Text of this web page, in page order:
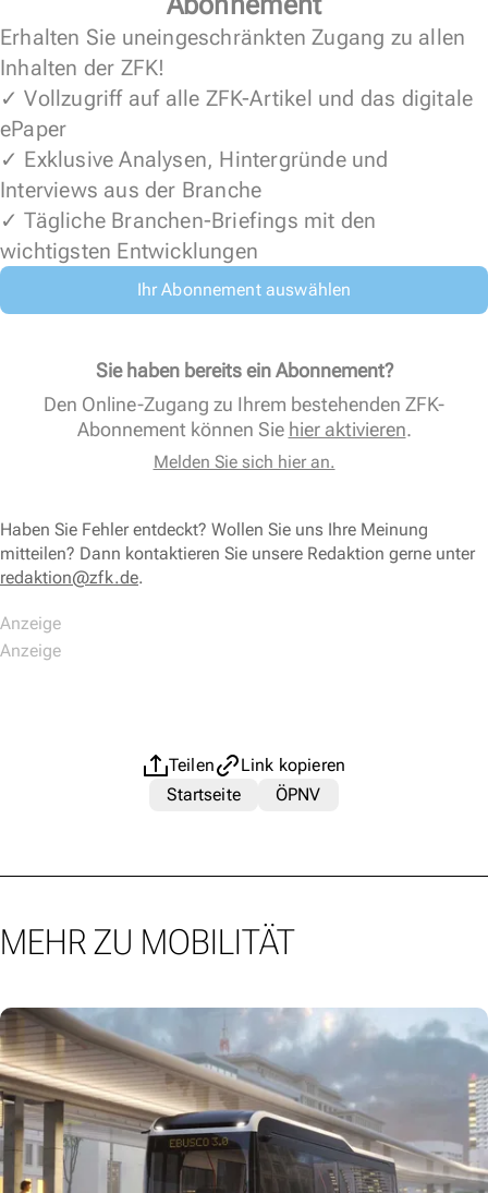
Erhalten Sie uneingeschränkten Zugang zu allen
Inhalten der ZFK!
✓ Vollzugriff auf alle ZFK-Artikel und das digitale
ePaper
✓ Exklusive Analysen, Hintergründe und
Interviews aus der Branche
✓ Tägliche Branchen-Briefings mit den
wichtigsten Entwicklungen
Ihr Abonnement auswählen
Sie haben bereits ein Abonnement?
Den Online-Zugang zu Ihrem bestehenden ZFK-
Abonnement können Sie hier aktivieren.
Melden Sie sich hier an.
Haben Sie Fehler entdeckt? Wollen Sie uns Ihre Meinung
mitteilen? Dann kontaktieren Sie unsere Redaktion gerne unter
redaktion@zfk.de.
Teilen
Link kopieren
Startseite
ÖPNV
MEHR ZU MOBILITÄT